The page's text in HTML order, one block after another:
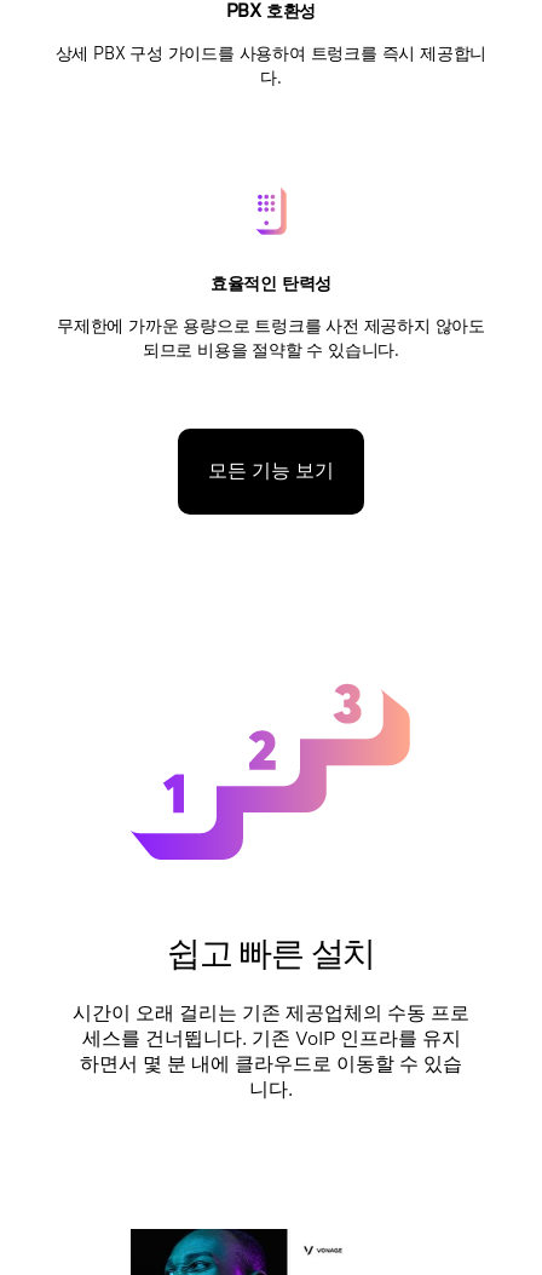
PBX 호환성
상세 PBX 구성 가이드를 사용하여 트렁크를 즉시 제공합니
다.
효율적인 탄력성
무제한에 가까운 용량으로 트렁크를 사전 제공하지 않아도
되므로 비용을 절약할 수 있습니다.
모든 기능 보기
쉽고 빠른 설치
시간이 오래 걸리는 기존 제공업체의 수동 프로
세스를 건너뜁니다. 기존 VoIP 인프라를 유지
하면서 몇 분 내에 클라우드로 이동할 수 있습
니다.